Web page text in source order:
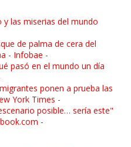
y las miserias del mundo
de palma de cera del
- Infobae -
pasó en el mundo un día
ponen a prueba las
York Times -
posible… sería este"
-